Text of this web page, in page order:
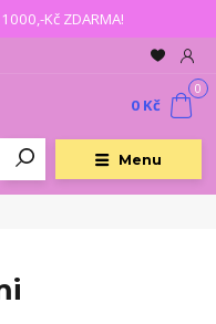
Kč ZDARMA!
Menu
0
0 Kč